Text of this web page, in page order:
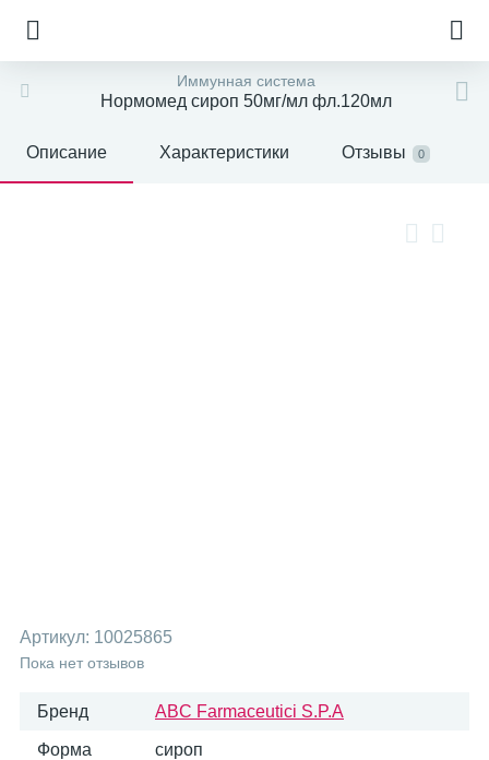
Иммунная система
Нормомед сироп 50мг/мл фл.120мл
Описание Характеристики Отзывы 0
Артикул: 10025865
Пока нет отзывов
Бренд ABC Farmaceutici S.P.A
Форма сироп